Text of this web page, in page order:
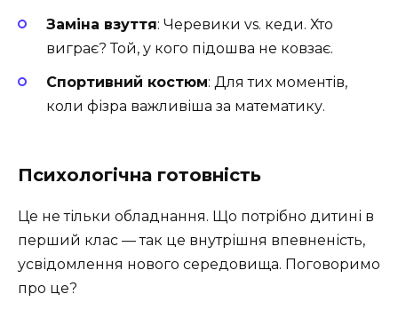
Заміна взуття: Черевики vs. кеди. Хто
виграє? Той, у кого підошва не ковзає.
Спортивний костюм: Для тих моментів,
коли фізра важливіша за математику.
Психологічна готовність
Це не тільки обладнання. Що потрібно дитині в
перший клас — так це внутрішня впевненість,
усвідомлення нового середовища. Поговоримо
про це?